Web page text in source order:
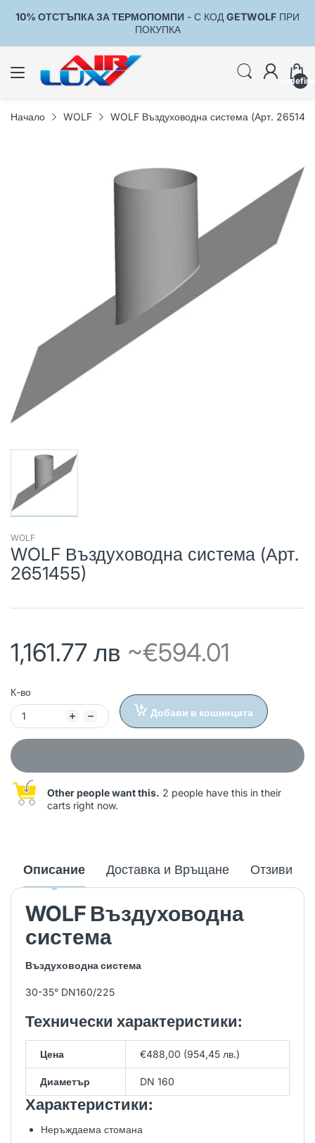
10% ОТСТЪПКА ЗА ТЕРМОПОМПИ - С КОД GETWOLF ПРИ
ПОКУПКА
Начало WOLF WOLF Въздуховодна система (Арт.
WOLF
WOLF Въздуховодна система (Арт.
2651455)
1,161.77 лв ~€594.01
К-во
Добави в кошницата
Other people want this. 2 people have this in their
carts right now.
Описание Доставка и Връщане Отзиви
WOLF Въздуховодна
система
Въздуховодна система
30-35° DN160/225
Технически характеристики:
Цена €488,00 (954,45 лв.)
Диаметър DN 160
Характеристики:
Неръждаема стомана